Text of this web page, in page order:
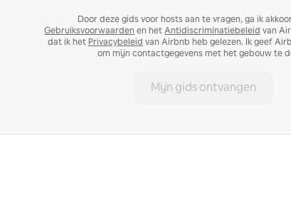
Door deze gids voor hosts aan te vragen, ga ik
Gebruiksvoorwaarden en hetAntidiscriminatiebeleid van
dat ik het Privacybeleid van Airbnb heb gelezen. Ik geef
om mijn contactgegevens met het gebouw te
Mijn gids ontvangen